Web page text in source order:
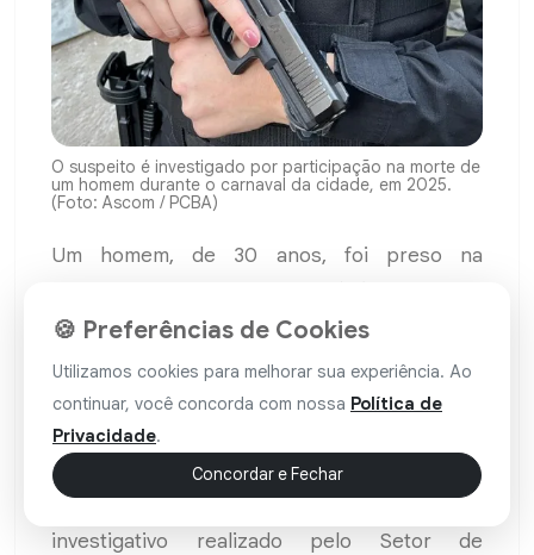
O suspeito é investigado por participação na morte de
um homem durante o carnaval da cidade, em 2025.
(Foto: Ascom / PCBA)
Um homem, de 30 anos, foi preso na
deXique-Xique. Ele é investigado por
participação no homicídio de Felipe de Souza
Novais, de 20 anos, ocorrido durante o
carnaval de 2025. A vítima foi assassinada no
circuito da festa do município.
De acordo com a ocorrência, após trabalho
investigativo realizado pelo Setor de
🍪 Preferências de Cookies
Utilizamos cookies para melhorar sua experiência. Ao
continuar, você concorda com nossa Política de
Privacidade.
Concordar e Fechar